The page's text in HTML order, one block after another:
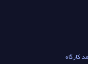
کارگاه